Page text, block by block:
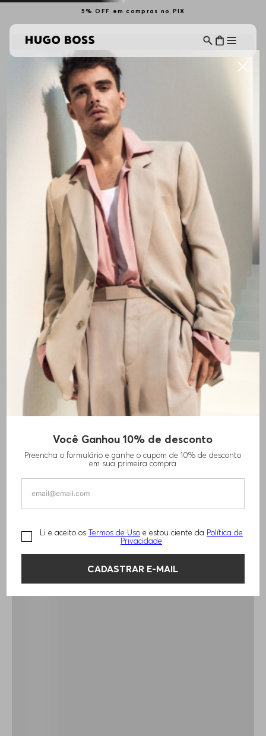
5% OFF em compras no PIX
Você Ganhou 10% de desconto
Preencha o formulário e ganhe o cupom de 10% de desconto
em sua primeira compra
Li e aceito os Termos de Uso e estou ciente da Política de
Privacidade
CADASTRAR E-MAIL